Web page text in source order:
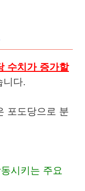
수치가 증가할
니다.
포도당으로 분
시키는 주요